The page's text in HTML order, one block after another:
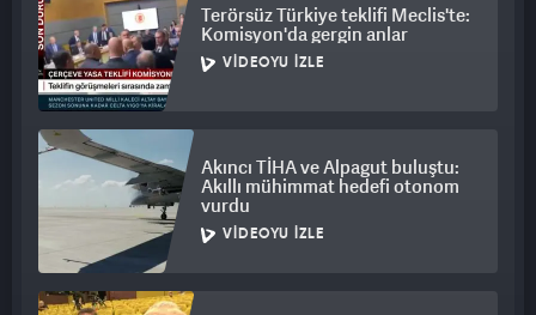
Terörsüz Türkiye teklifi Meclis'te:
Komisyon'da gergin anlar
VIDEOYU İZLE
Akıncı TİHA ve Alpagut buluştu:
Akıllı mühimmat hedefi otonom
vurdu
VIDEOYU İZLE